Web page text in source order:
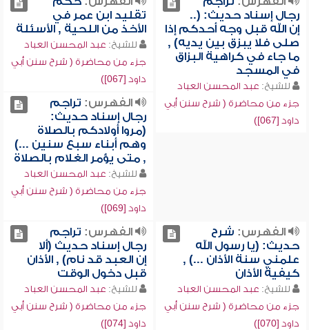
رجال إسناد حديث: (..
إن الله قبل وجه أحدكم إذا
صلى فلا يبزق بين يديه) ,
ما جاء في كراهية البزاق
في المسجد
للشيخ: عبد المحسن العباد
جزء من محاضرة ( شرح سنن أبي
داود [067])
تقليد ابن عمر في
الأخذ من اللحية , الأسئلة
للشيخ: عبد المحسن العباد
جزء من محاضرة ( شرح سنن أبي
داود [067])
الفهرس: تراجم
رجال إسناد حديث:
(مروا أولادكم بالصلاة
وهم أبناء سبع سنين ...)
, متى يؤمر الغلام بالصلاة
للشيخ: عبد المحسن العباد
جزء من محاضرة ( شرح سنن أبي
داود [069])
الفهرس: شرح
حديث: (يا رسول الله
علمني سنة الأذان ...) ,
كيفية الأذان
للشيخ: عبد المحسن العباد
جزء من محاضرة ( شرح سنن أبي
داود [070])
الفهرس: تراجم
رجال إسناد حديث (ألا
إن العبد قد نام) , الأذان
قبل دخول الوقت
للشيخ: عبد المحسن العباد
جزء من محاضرة ( شرح سنن أبي
داود [074])